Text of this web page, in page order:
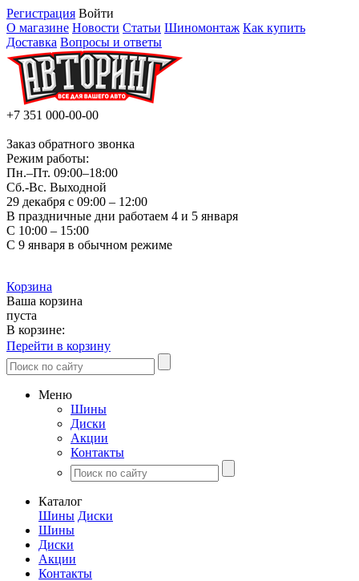
Регистрация Войти
О магазине Новости Статьи Шиномонтаж Как купить
Доставка Вопросы и ответы
+7 351 000-00-00
Заказ обратного звонка
Режим работы:
Пн.–Пт. 09:00–18:00
Сб.-Вс. Выходной
29 декабря с 09:00 – 12:00
В праздничные дни работаем 4 и 5 января
С 10:00 – 15:00
С 9 января в обычном режиме
Корзина
Ваша корзина
пуста
В корзине:
Перейти в корзину
Меню
Шины
Диски
Акции
Контакты
Каталог
Шины Диски
Шины
Диски
Акции
Контакты